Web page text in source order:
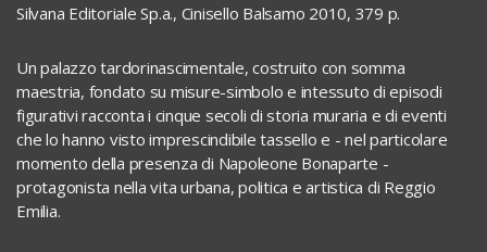
Silvana Editoriale Sp.a., Cinisello Balsamo 2010, 379 p.
Un palazzo tardorinascimentale, costruito con somma
maestria, fondato su misure-simbolo e intessuto di episodi
figurativi racconta i cinque secoli di storia muraria e di eventi
che lo hanno visto imprescindibile tassello e - nel particolare
momento della presenza di Napoleone Bonaparte -
protagonista nella vita urbana, politica e artistica di Reggio
Emilia.